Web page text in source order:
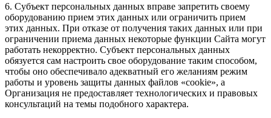
6. Субъект персональных данных вправе запретить своему
оборудованию прием этих данных или ограничить прием
этих данных. При отказе от получения таких данных или при
ограничении приема данных некоторые функции Сайта могут
работать некорректно. Субъект персональных данных
обязуется сам настроить свое оборудование таким способом,
чтобы оно обеспечивало адекватный его желаниям режим
работы и уровень защиты данных файлов «cookie», а
Организация не предоставляет технологических и правовых
консультаций на темы подобного характера.